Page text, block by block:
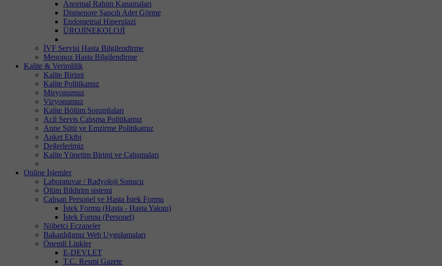
Anormal Rahim Kanamaları
Dismenore Sancılı Adet Görme
Endometrial Hiperplazi
ÜROJİNEKOLOJİ
İVF Servisi Hasta Bilgilendirme
Menopoz Hasta Bilgilendirme
Kalite & Verimlilik
Kalite Birimi
Kalite Politikamız
Misyonumuz
Vizyonumuz
Kalite Bölüm Sorumluları
Acil Servis Çalışma Politikamız
Anne Sütü ve Emzirme Politikamız
Anket Ekibi
Değerlerimiz
Kalite Yönetim Birimi ve Çalışmaları
Online İşlemler
Laboratuvar / Radyoloji Sonucu
Ölüm Bildirim sistemi
Çalışan Personel ve Hasta İstek Formu
İstek Formu (Hasta - Hasta Yakını)
İstek Formu (Personel)
Nöbetçi Eczaneler
Bakanlığımız Web Uygulamaları
Önemli Linkler
E-DEVLET
T.C. Resmi Gazete